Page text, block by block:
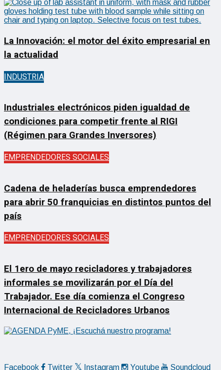
La Innovación: el motor del éxito empresarial en
la actualidad
INDUSTRIA
Industriales electrónicos piden igualdad de
condiciones para competir frente al RIGI
(Régimen para Grandes Inversores)
EMPRENDEDORES SOCIALES
Cadena de heladerías busca emprendedores
para abrir 50 franquicias en distintos puntos del
país
EMPRENDEDORES SOCIALES
El 1ero de mayo recicladores y trabajadores
informales se movilizarán por el Día del
Trabajador. Ese día comienza el Congreso
Internacional de Recicladores Urbanos
Facebook Twitter Instagram Youtube Soundcloud